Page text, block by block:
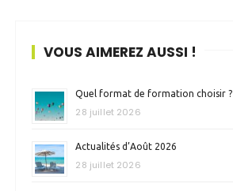
VOUS AIMEREZ AUSSI !
Quel format de formation choisir ?
28 juillet 2026
Actualités d’Août 2026
28 juillet 2026